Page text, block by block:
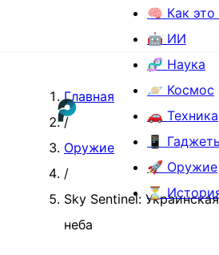
🧠 Как это
🤖 ИИ
🧬 Наука
🪐 Космос
🚗 Техника
📱
🚀 Оружие
⏳
Главная
/
Оружие
/
Sky Sentinel:
неба